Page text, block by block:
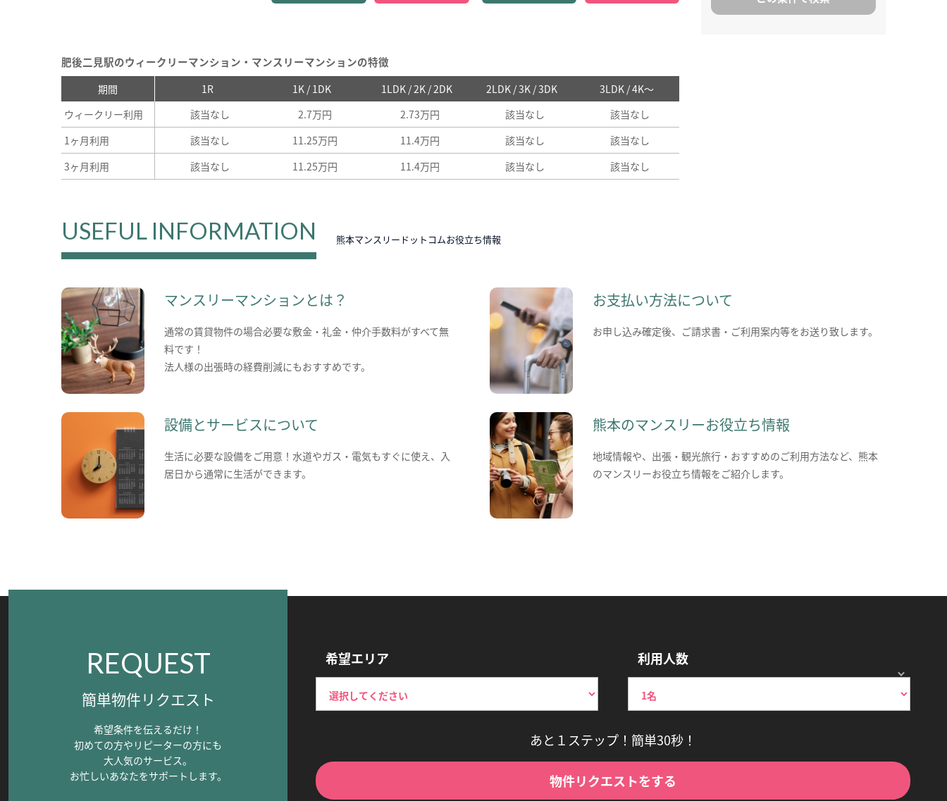
肥後二見駅のウィークリーマンション・マンスリーマンションの特徴
期間 1R 1K / 1DK 1LDK / 2K / 2DK 2LDK / 3K / 3DK
3LDK / 4K～
ウィークリー利用
該当なし 2.7万円 2.73万円 該当なし
該当なし
1ヶ月利用
該当なし 11.25万円 11.4万円 該当なし
該当なし
3ヶ月利用
該当なし 11.25万円 11.4万円 該当なし 該当なし
USEFUL INFORMATION 熊本マンスリードットコムお役立ち情報
マンスリーマンションとは？
通常の賃貸物件の場合必要な敷金・礼金・仲介手数料がすべて無
料です！
法人様の出張時の経費削減にもおすすめです。
お支払い方法について
お申し込み確定後、ご請求書・ご利用案内等をお送り致します。
設備とサービスについて
生活に必要な設備をご用意！水道やガス・電気もすぐに使え、入
居日から通常に生活ができます。
熊本のマンスリーお役立ち情報
地域情報や、出張・観光旅行・おすすめのご利用方法など、熊本
のマンスリーお役立ち情報をご紹介します。
REQUEST
簡単物件リクエスト
希望条件を伝えるだけ！
初めての方やリピーターの方にも
大人気のサービス。
お忙しいあなたをサポートします。
希望エリア 利用人数
あと１ステップ！簡単30秒！
物件リクエストをする